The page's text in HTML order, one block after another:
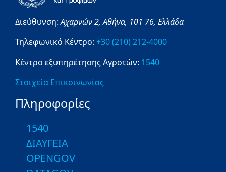
Διεύθυνση:Αχαρνών 2,Αθήνα, 101 76, Ελλάδα
Τηλεφωνικό Κέντρο: +30 (210) 212-4000
Κέντρο εξυπηρέτησης Αγροτών: 1540
Στοιχεία Επικοινωνίας
Πληροφορίες
1540
ΔΙΑΥΓΕΙΑ
OPENGOV